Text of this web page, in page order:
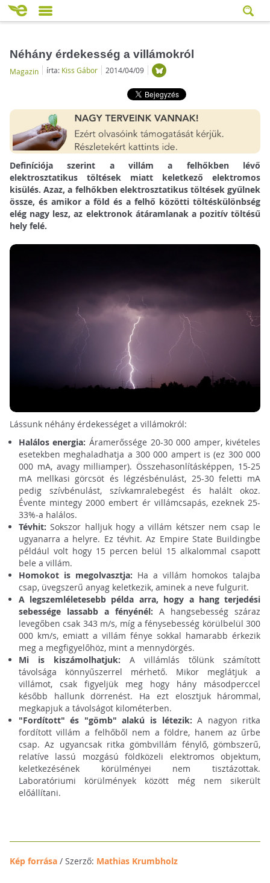
Néhány érdekesség a villámokról
Magazin írta: Kiss Gábor 2014/04/09
Definíciója szerint a villám a felhőkben lévő
elektrosztatikus töltések miatt keletkező elektromos
kisülés. Azaz, a felhőkben elektrosztatikus töltések gyűlnek
össze, és amikor a föld és a felhő közötti töltéskülönbség
elég nagy lesz, az elektronok átáramlanak a pozitív töltésű
hely felé.
Lássunk néhány érdekességet a villámokról:
Halálos energia: Áramerőssége 20-30 000 amper, kivételes
esetekben meghaladhatja a 300 000 ampert is (ez 300 000
000 mA, avagy milliamper). Összehasonlításképpen, 15-25
mA mellkasi görcsöt és légzésbénulást, 25-30 feletti mA
pedig szívbénulást, szívkamralebegést és halált okoz.
Évente mintegy 2000 embert ér villámcsapás, ezeknek 25-
33%-a halálos.
Tévhit:Sokszor halljuk hogy a villám kétszer nem csap le
ugyanarra a helyre. Ez tévhit. Az Empire State Buildingbe
például volt hogy 15 percen belül 15 alkalommal csapott
bele a villám.
Homokot is megolvasztja: Ha a villám homokos talajba
csap, üvegszerű anyag keletkezik, aminek a neve fulgurit.
A legszemléletesebb példa arra, hogy a hang terjedési
sebessége lassabb a fényénél:A hangsebesség száraz
levegőben csak 343 m/s, míg a fénysebesség körülbelül 300
000 km/s, emiatt a villám fénye sokkal hamarabb érkezik
meg a megfigyelőhöz, mint a mennydörgés.
Mi is kiszámolhatjuk: A villámlás tőlünk számított
távolsága könnyűszerrel mérhető. Mikor meglátjuk a
villámot, csak figyeljük meg hogy hány másodperccel
később hallunk dörrenést. Ha ezt elosztjuk hárommal,
megkapjuk a távolságot kilométerben.
"Fordított" és "gömb" alakú is létezik: A nagyon ritka
fordított villám a felhőből nem a földre, hanem az űrbe
csap. Az ugyancsak ritka gömbvillám fénylő, gömbszerű,
relatíve lassú mozgású földközeli elektromos objektum,
keletkezésének körülményei nem tisztázottak.
Laboratóriumi körülmények között még nem sikerült
előállítani.
Kép forrása/ Szerző: Mathias Krumbholz